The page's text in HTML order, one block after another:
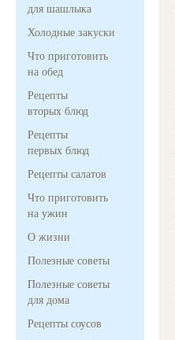
для шашлыка
Холодные закуски
Что приготовить
на обед
Рецепты
вторых блюд
Рецепты
первых блюд
Рецепты салатов
Что приготовить
на ужин
О жизни
Полезные советы
Полезные советы
для дома
Рецепты соусов